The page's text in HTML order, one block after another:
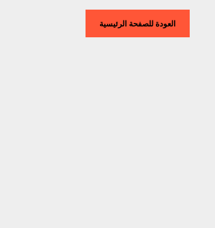
العودة للصفحة الرئيسية